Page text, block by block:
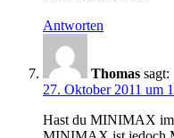
Antworten
Thomas sagt:
27. Oktober 2011 um
Hast du MINIMAX im